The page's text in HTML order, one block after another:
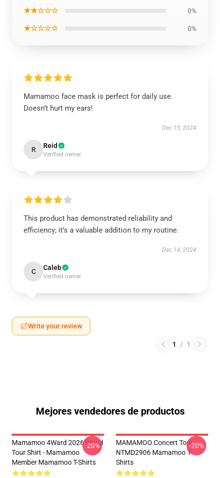
★★☆☆☆ 0%
★☆☆☆☆ 0%
Mamamoo face mask is perfect for daily use.
Doesn’t hurt my ears!
Dec 15, 2024
R Reid
Verified owner
This product has demonstrated reliability and
efficiency; it’s a valuable addition to my routine.
Dec 14, 2024
C Caleb
Verified owner
Write your review
1 / 1
Mejores vendedores de productos
Mamamoo 4Ward 2026 World
Tour Shirt - Mamamoo
Member Mamamoo T-Shirts
-20%
MAMAMOO Concert Tour
NTMD2906 Mamamoo T-
Shirts
-20%